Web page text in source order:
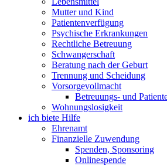
Mutter und Kind
Patientenverfügung
Psychische Erkrankungen
Rechtliche Betreuung
Schwangerschaft
Beratung nach der Geburt
Trennung und Scheidung
Vorsorgevollmacht
Betreuungs- und
Wohnungslosigkeit
ich biete Hilfe
Ehrenamt
Finanzielle Zuwendung
Spenden, Sponsoring
Onlinespende